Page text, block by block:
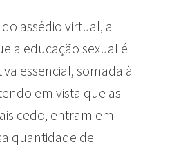
assédio virtual, a
a educação sexual é
essencial, somada à
em vista que as
cedo, entram em
quantidade de